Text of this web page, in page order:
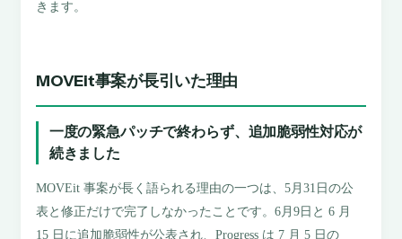
きます。
MOVEit事案が長引いた理由
一度の緊急パッチで終わらず、追加脆弱性対応が
続きました
MOVEit 事案が長く語られる理由の一つは、5月31日の公
表と修正だけで完了しなかったことです。6月9日と 6 月
15 日に追加脆弱性が公表され、Progress は 7 月 5 日の